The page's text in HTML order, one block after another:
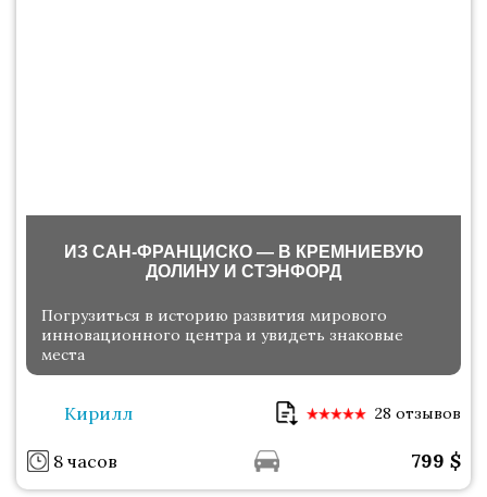
ИЗ САН-ФРАНЦИСКО — В КРЕМНИЕВУЮ
ДОЛИНУ И СТЭНФОРД
Погрузиться в историю развития мирового
инновационного центра и увидеть знаковые
места
Кирилл 28 отзывов
8 часов 799 $